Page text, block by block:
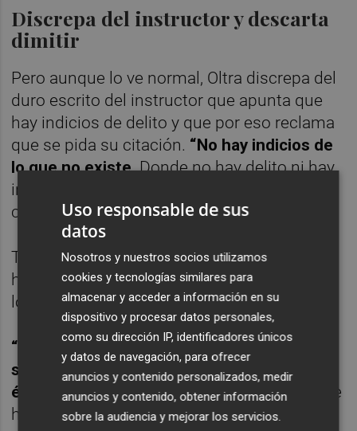
Discrepa del instructor y descarta
dimitir
Pero aunque lo ve normal, Oltra discrepa del
duro escrito del instructor que apunta que
hay indicios de delito y que por eso reclama
que se pida su citación. “No hay indicios de
lo que no existe.Donde no hay delito ni hay
indecencia no puede haber una
consecuencia jurídica”, ha repetido.
También ha negado que encubriera los
hechos en ningún momento. “Lo niego yo y
lo niegan los hechos”, ha asegurado.
“No tengo ninguna razón para dimitir
siempre he dicho que la decencia y la línea
ética no la marcan los tribunales. Aquí no se
ha cometido ninguna ilegalidad. Todas las
Uso responsable de sus
datos
Nosotros y nuestros socios utilizamos
cookies y tecnologías similares para
almacenar y acceder a información en su
dispositivo y procesar datos personales,
como su dirección IP, identificadores únicos
y datos de navegación, para ofrecer
anuncios y contenido personalizados, medir
anuncios y contenido, obtener información
sobre la audiencia y mejorar los servicios.